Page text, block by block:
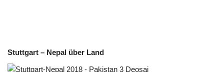
Stuttgart – Nepal über Land